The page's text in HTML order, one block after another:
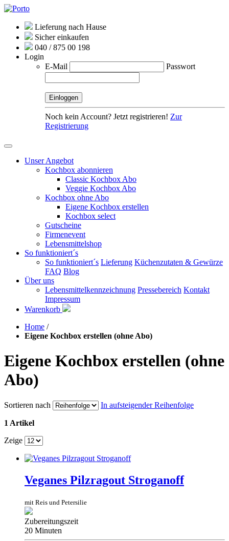
Lieferung nach Hause
Sicher einkaufen
040 / 875 00 198
Login
E-Mail
Passwort
Noch kein Account? Jetzt registrieren! Zur
Registrierung
Unser Angebot
Kochbox abonnieren
Classic Kochbox Abo
Veggie Kochbox Abo
Kochbox ohne Abo
Eigene Kochbox erstellen
Kochbox select
Gutscheine
Firmenevent
Lebensmittelshop
So funktioniert´s
So funktioniert´s Lieferung Küchenzutaten & Gewürze
FAQ Blog
Über uns
Lebensmittelkennzeichnung Pressebereich Kontakt
Impressum
Warenkorb
Home /
Eigene Kochbox erstellen (ohne Abo)
Eigene Kochbox erstellen (ohne
Abo)
Sortieren nach In aufsteigender Reihenfolge
1 Artikel
Zeige
Veganes Pilzragout Stroganoff
mit Reis und Petersilie
Zubereitungszeit
20 Minuten